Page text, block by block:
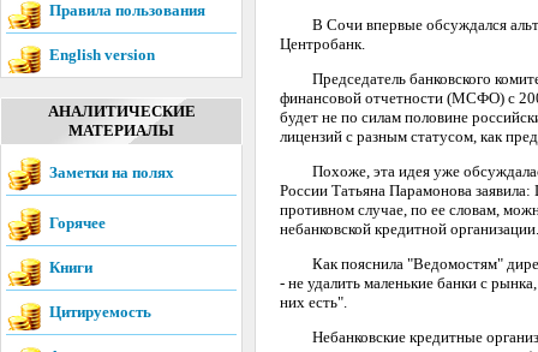
Правила пользования
English version
АНАЛИТИЧЕСКИЕ
МАТЕРИАЛЫ
Заметки на полях
Горячее
Книги
Цитируемость
В Сочи впервые обсуждался
Центробанк.
Председатель банковского
финансовой отчетности (МСФО) с
будет не по силам половине
лицензий с разным статусом, как
Похоже, эта идея уже
России Татьяна Парамонова
противном случае, по ее словам,
небанковской кредитной организации.
Как пояснила "Ведомостям"
- не удалить маленькие банки с
них есть".
Небанковские кредитные